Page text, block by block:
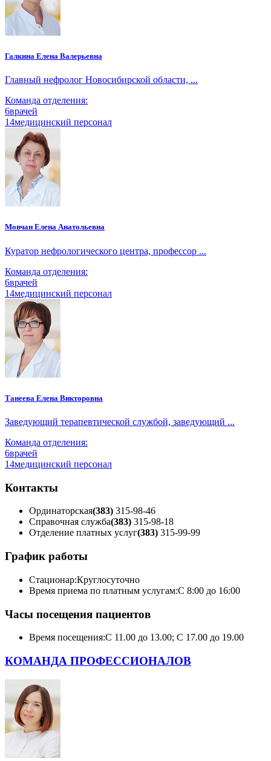
Галкина Елена Валерьевна
Главный нефролог Новосибирской области, ...
Команда отделения:
6врачей
14медицинский персонал
Мовчан Елена Анатольевна
Куратор нефрологического центра, профессор ...
Команда отделения:
6врачей
14медицинский персонал
Танеева Елена Викторовна
Заведующий терапевтической службой, заведующий ...
Команда отделения:
6врачей
14медицинский персонал
Контакты
Ординаторская(383) 315-98-46
Справочная служба(383) 315-98-18
Отделение платных услуг(383) 315-99-99
График работы
Стационар:Круглосуточно
Время приема по платным услугам:С 8:00 до 16:00
Часы посещения пациентов
Время посещения:С 11.00 до 13.00; С 17.00 до 19.00
КОМАНДА ПРОФЕССИОНАЛОВ